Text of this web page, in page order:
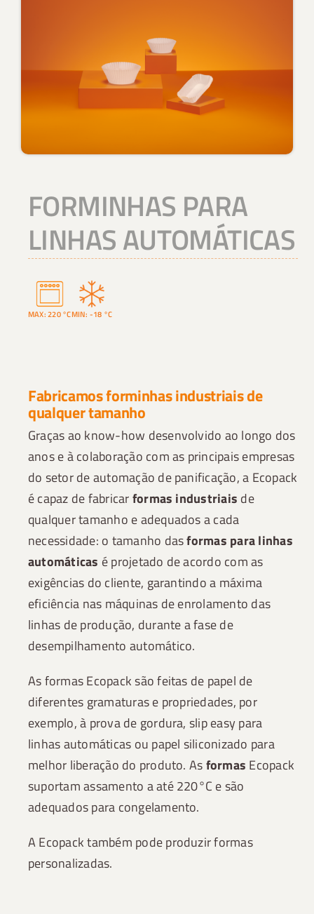
FORMINHAS PARA
LINHAS AUTOMÁTICAS
MAX: 220 °CMIN: -18 °C
Fabricamos forminhas industriais de
qualquer tamanho
Graças ao know-how desenvolvido ao longo dos
anos e à colaboração com as principais empresas
do setor de automação de panificação, a Ecopack
é capaz de fabricarformas industriais de
qualquer tamanho e adequados a cada
necessidade: o tamanho dasformas para linhas
automáticas é projetado de acordo com as
exigências do cliente, garantindo a máxima
eficiência nas máquinas de enrolamento das
linhas de produção, durante a fase de
desempilhamento automático.
As formas Ecopack são feitas de papel de
diferentes gramaturas e propriedades, por
exemplo, à prova de gordura, slip easy para
linhas automáticas ou papel siliconizado para
melhor liberação do produto. Asformas Ecopack
suportam assamento a até 220°C e são
adequados para congelamento.
A Ecopack também pode produzir formas
personalizadas.